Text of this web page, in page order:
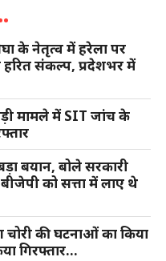
के नेतृत्व में हरेला पर
संकल्प, प्रदेशभर में
मामले में SIT जांच के
बयान, बोले सरकारी
बीजेपी को सत्ता में लाए थे
की घटनाओं का किया
गिरफ्तार…